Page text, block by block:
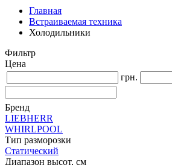
Главная
Встраиваемая техника
Холодильники
Фильтр
Цена
грн.
Бренд
LIEBHERR
WHIRLPOOL
Тип разморозки
Статический
Диапазон высот, см